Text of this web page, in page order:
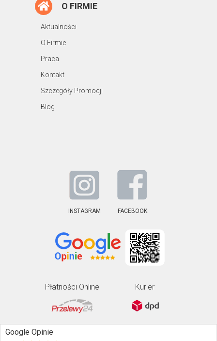
O FIRMIE
Aktualności
O Firmie
Praca
Kontakt
Szczegóły Promocji
Blog
INSTAGRAM FACEBOOK
Płatności Online Kurier
Google Opinie